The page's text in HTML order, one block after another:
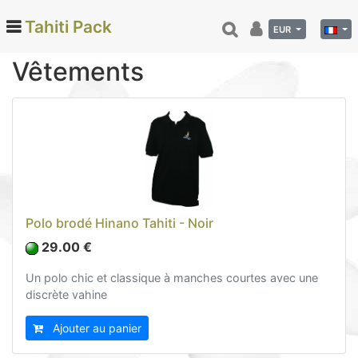
Categories
Soins et beauté (78)
Hinano (41)
Accessoires divers (8)
Autocollants (8)
Boissons et accessoires (14)
Collector (4)
Tahiti Pack EUR
Vêtements
Polo brodé Hinano Tahiti - Noir
29.00 €
Un polo chic et classique à manches courtes avec une
discrète vahine
Ajouter au panier